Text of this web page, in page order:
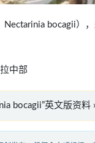
Nectarinia bocagii
中部
bocagii”英文版资料